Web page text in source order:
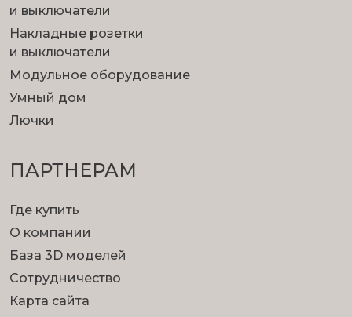
и выключатели
Накладные розетки
и выключатели
Модульное оборудование
Умный дом
Лючки
ПАРТНЕРАМ
Где купить
О компании
База 3D моделей
Сотрудничество
Карта сайта